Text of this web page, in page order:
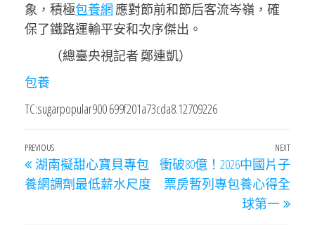
象，積極包養網 應對節前和節后客流岑嶺，確
保了鐵路運輸平安和次序傑出。
（總臺央視記者 鄭連凱）
包養
TC:sugarpopular900 699f201a73cda8.12709226
文
章
導
Previous
Post
PREVIOUS
湖南擬甜心寶貝專包
養網調劑最低薪水尺度
Next
Post
NEXT
衝破80億！2026中國片子
票房暫列專包養心得全
球第一